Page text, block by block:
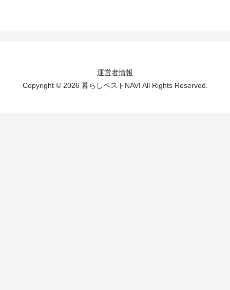
運営者情報
Copyright © 2026 暮らしベストNAVI All Rights Reserved.